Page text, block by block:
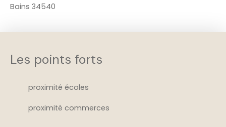
Bains 34540
Les points forts
proximité écoles
proximité commerces